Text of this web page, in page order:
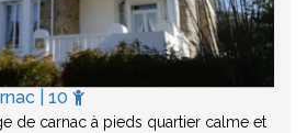
| 10
de carnac à pieds quartier calme et